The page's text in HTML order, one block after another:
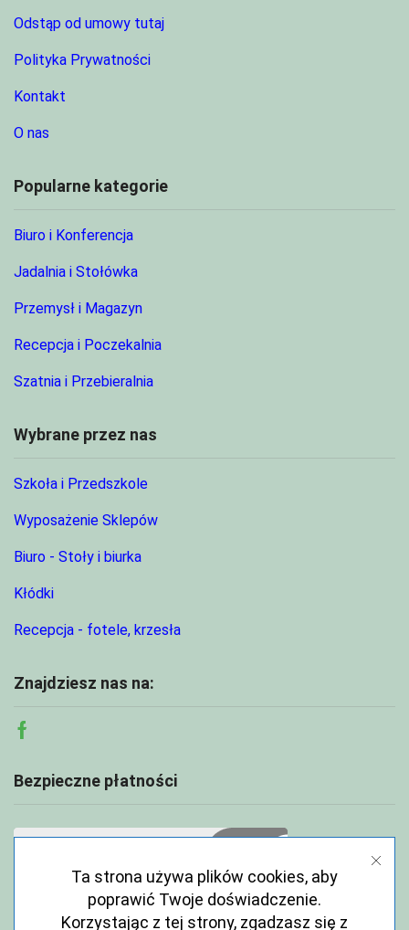
Odstąp od umowy tutaj
Polityka Prywatności
Kontakt
O nas
Popularne kategorie
Biuro i Konferencja
Jadalnia i Stołówka
Przemysł i Magazyn
Recepcja i Poczekalnia
Szatnia i Przebieralnia
Wybrane przez nas
Szkoła i Przedszkole
Wyposażenie Sklepów
Biuro - Stoły i biurka
Kłódki
Recepcja - fotele, krzesła
Znajdziesz nas na:
Facebook
Bezpieczne płatności
Ta strona używa plików cookies, aby
poprawić Twoje doświadczenie.
Korzystając z tej strony, zgadzasz się z